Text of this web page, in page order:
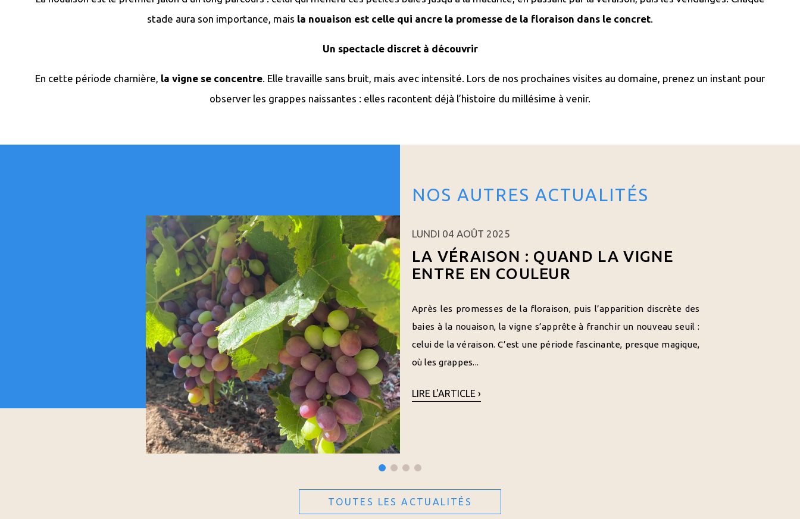
stade aura son importance, mais la nouaison est celle qui ancre la promesse de la floraison dans le concret.
Un spectacle discret à découvrir
En cette période charnière, la vigne se concentre. Elle travaille sans bruit, mais avec intensité. Lors de nos prochaines visites au domaine, prenez un instant pour
observer les grappes naissantes : elles racontent déjà l’histoire du millésime à venir.
NOS AUTRES ACTUALITÉS
LUNDI 04 AOÛT 2025
LA VÉRAISON : QUAND LA VIGNE
ENTRE EN COULEUR
Après les promesses de la floraison, puis l’apparition discrète des
baies à la nouaison, la vigne s’apprête à franchir un nouveau seuil :
celui de la véraison. C’est une période fascinante, presque magique,
où les grappes...
LIRE L'ARTICLE ›
TOUTES LES ACTUALITÉS